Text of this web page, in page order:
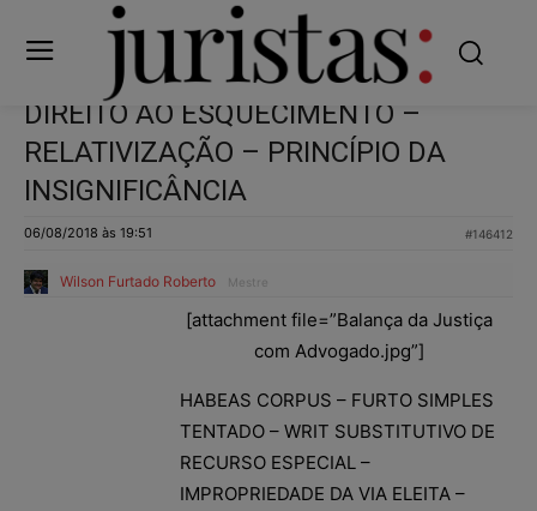
DIREITO AO ESQUECIMENTO –
RELATIVIZAÇÃO – PRINCÍPIO DA
INSIGNIFICÂNCIA
06/08/2018 às 19:51 #146412
Wilson Furtado Roberto Mestre
[attachment file=”Balança da Justiça
com Advogado.jpg”]
HABEAS CORPUS – FURTO SIMPLES
TENTADO – WRIT SUBSTITUTIVO DE
RECURSO ESPECIAL –
IMPROPRIEDADE DA VIA ELEITA –